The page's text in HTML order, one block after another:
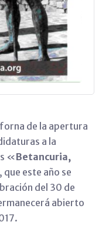
de la apertura
a la
«Betancuria,
este año se
del 30 de
abierto